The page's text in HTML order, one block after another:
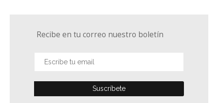
Recibe en tu correo nuestro boletín